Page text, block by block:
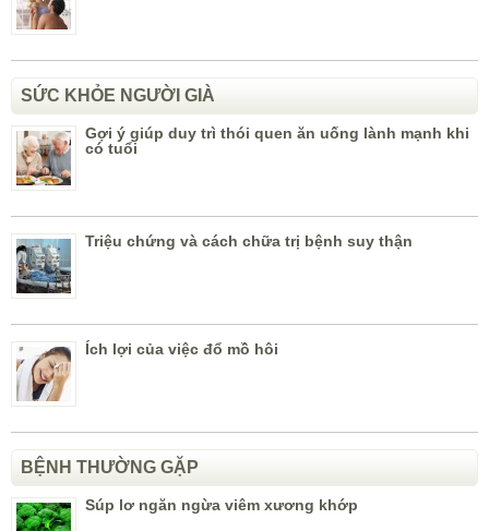
SỨC KHỎE NGƯỜI GIÀ
Gợi ý giúp duy trì thói quen ăn uống lành mạnh khi
có tuổi
Triệu chứng và cách chữa trị bệnh suy thận
Ích lợi của việc đổ mồ hôi
BỆNH THƯỜNG GẶP
Súp lơ ngăn ngừa viêm xương khớp